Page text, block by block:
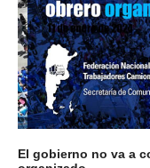
El gobierno no va a